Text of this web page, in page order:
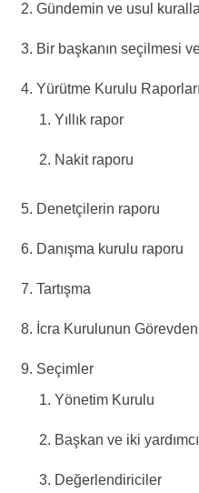
Gündemin ve usul
Bir başkanın seçilmesi
Yürütme Kurulu Raporları
Yıllık rapor
Nakit raporu
Denetçilerin raporu
Danışma kurulu raporu
Tartışma
İcra Kurulunun Görevden
Seçimler
Yönetim Kurulu
Başkan ve iki
Değerlendiriciler